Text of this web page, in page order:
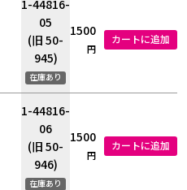
1-44816-
05
(旧 50-
945)
在庫あり
1500
円
カートに追加
1-44816-
06
(旧 50-
946)
在庫あり
1500
円
カートに追加